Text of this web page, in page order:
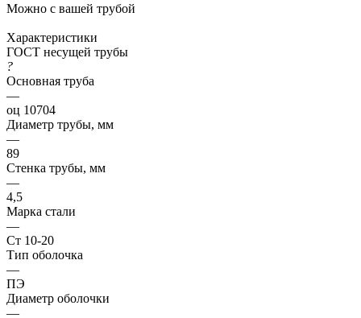
Можно с вашей трубой
Характеристики
ГОСТ несущей трубы
?
Основная труба
—
оц 10704
Диаметр трубы, мм
—
89
Стенка трубы, мм
—
4,5
Марка стали
—
Ст 10-20
Тип оболочка
—
ПЭ
Диаметр оболочки
—